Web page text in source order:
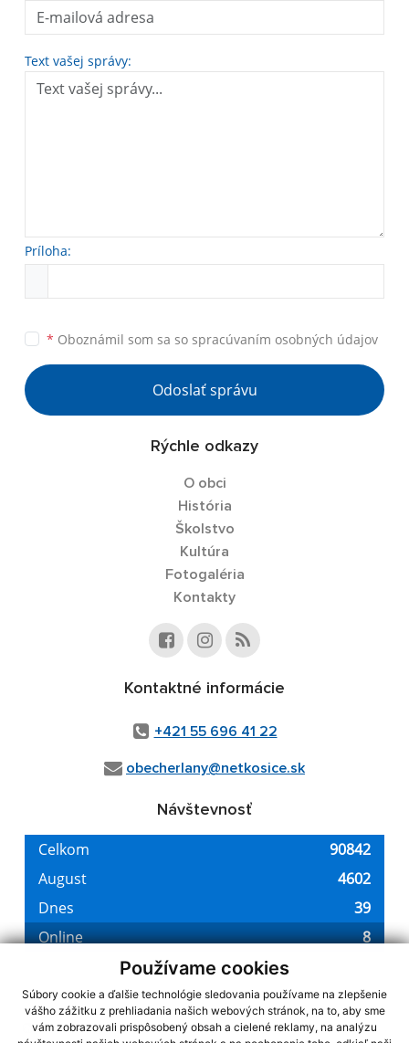
Používame cookies
Súbory cookie a ďalšie technológie sledovania používame na zlepšenie
vášho zážitku z prehliadania našich webových stránok, na to, aby sme
vám zobrazovali prispôsobený obsah a cielené reklamy, na analýzu
Text vašej správy:
Príloha:
* Oboznámil som sa so spracúvaním osobných údajov
Odoslať správu
Rýchle odkazy
O obci
História
Školstvo
Kultúra
Fotogaléria
Kontakty
Kontaktné informácie
+421 55 696 41 22
obecherlany@netkosice.sk
Návštevnosť
využite možnosť získavania aktuálnych informácií s využitím RSS